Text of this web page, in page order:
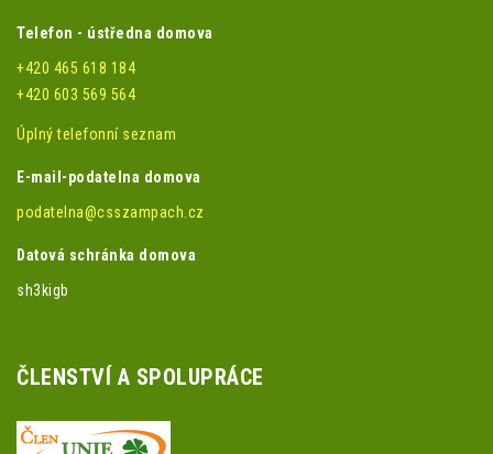
Telefon - ústředna domova
+420 465 618 184
+420 603 569 564
Úplný telefonní seznam
E-mail-podatelna domova
podatelna@csszampach.cz
Datová schránka domova
sh3kigb
ČLENSTVÍ A SPOLUPRÁCE